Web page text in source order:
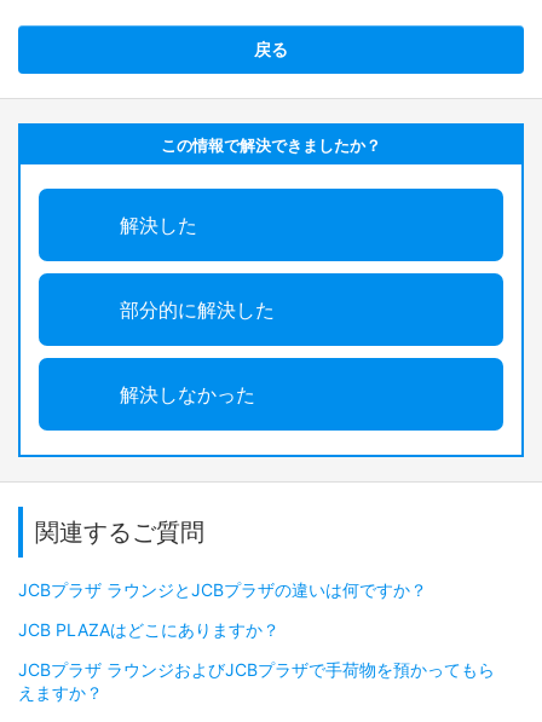
戻る
この情報で解決できましたか？
解決した
部分的に解決した
解決しなかった
関連するご質問
JCBプラザ ラウンジとJCBプラザの違いは何ですか？
JCB PLAZAはどこにありますか？
JCBプラザ ラウンジおよびJCBプラザで手荷物を預かってもら
えますか？